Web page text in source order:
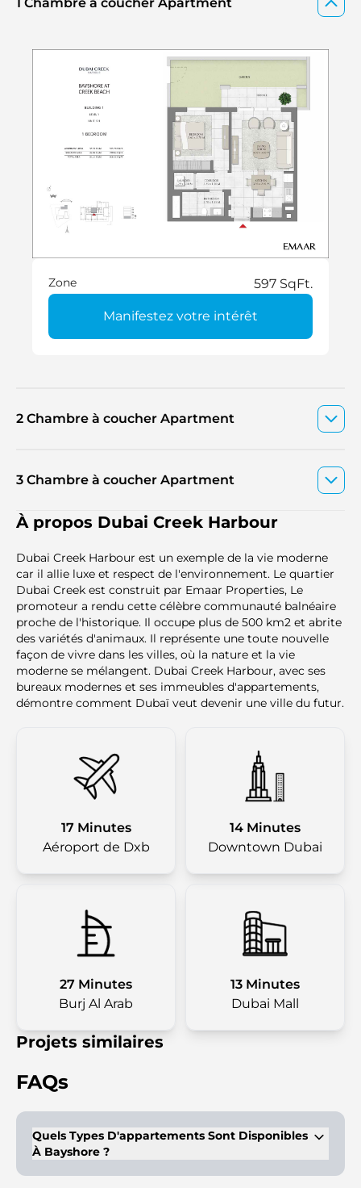
Zone 597 SqFt.
Manifestez votre intérêt
2 Chambre à coucher Apartment
3 Chambre à coucher Apartment
À propos Dubai Creek Harbour
Dubai Creek Harbour est un exemple de la vie moderne
car il allie luxe et respect de l'environnement. Le quartier
Dubai Creek est construit par Emaar Properties, Le
promoteur a rendu cette célèbre communauté balnéaire
proche de l'historique. Il occupe plus de 500 km2 et abrite
des variétés d'animaux. Il représente une toute nouvelle
façon de vivre dans les villes, où la nature et la vie
moderne se mélangent. Dubai Creek Harbour, avec ses
bureaux modernes et ses immeubles d'appartements,
démontre comment Dubaï veut devenir une ville du futur.
17 Minutes
Aéroport de Dxb
14 Minutes
Downtown Dubai
27 Minutes
Burj Al Arab
13 Minutes
Dubai Mall
Projets similaires
FAQs
Quels Types D'appartements Sont Disponibles
À Bayshore ?